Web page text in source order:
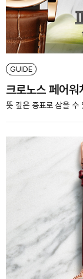
GUIDE
크로노스 페어
뜻 깊은 증표로 삼을 수